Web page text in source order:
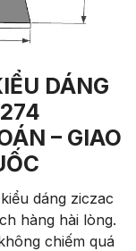
DÁNG
– GIAO
dáng ziczac
hàng hài lòng.
chiếm quá